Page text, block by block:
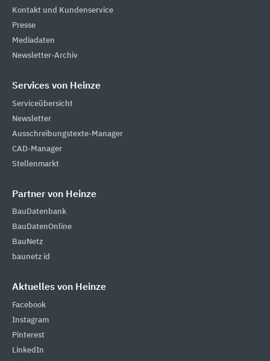
Kontakt und Kundenservice
Presse
Mediadaten
Newsletter-Archiv
Services von Heinze
Serviceübersicht
Newsletter
Ausschreibungstexte-Manager
CAD-Manager
Stellenmarkt
Partner von Heinze
BauDatenbank
BauDatenOnline
BauNetz
baunetz id
Aktuelles von Heinze
Facebook
Instagram
Pinterest
LinkedIn